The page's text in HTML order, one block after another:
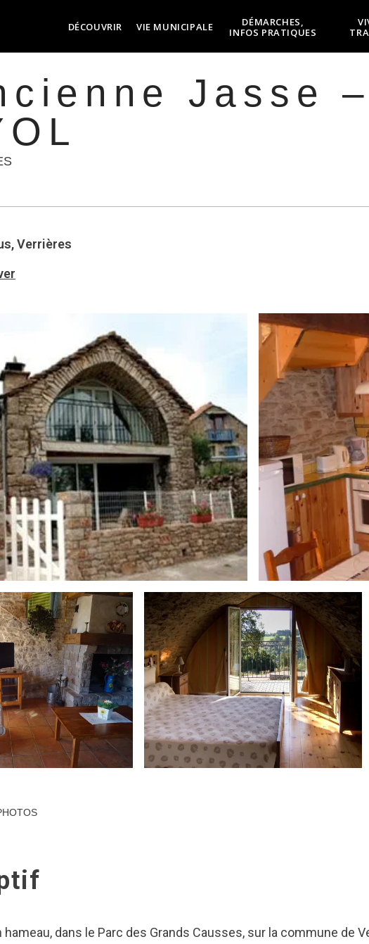
DÉCOUVRIR VIE MUNICIPALE
DÉMARCHES,
INFOS PRATIQUES
Jasse
Verrières
hameau, dans le Parc des Grands Causses, sur la commune de